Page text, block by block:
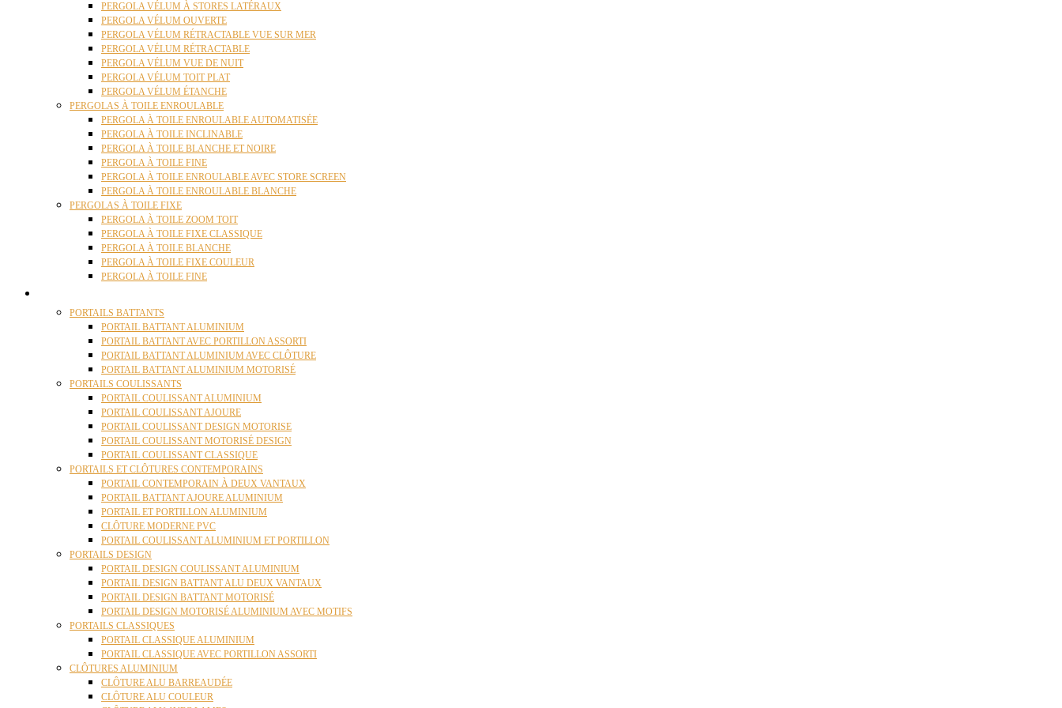
PERGOLA VÉLUM À STORES LATÉRAUX
PERGOLA VÉLUM OUVERTE
PERGOLA VÉLUM RÉTRACTABLE VUE SUR MER
PERGOLA VÉLUM RÉTRACTABLE
PERGOLA VÉLUM VUE DE NUIT
PERGOLA VÉLUM TOIT PLAT
PERGOLA VÉLUM ÉTANCHE
PERGOLAS À TOILE ENROULABLE
PERGOLA À TOILE ENROULABLE AUTOMATISÉE
PERGOLA À TOILE INCLINABLE
PERGOLA À TOILE BLANCHE ET NOIRE
PERGOLA À TOILE FINE
PERGOLA À TOILE ENROULABLE AVEC STORE SCREEN
PERGOLA À TOILE ENROULABLE BLANCHE
PERGOLAS À TOILE FIXE
PERGOLA À TOILE ZOOM TOIT
PERGOLA À TOILE FIXE CLASSIQUE
PERGOLA À TOILE BLANCHE
PERGOLA À TOILE FIXE COULEUR
PERGOLA À TOILE FINE
PORTAILS BATTANTS
PORTAIL BATTANT ALUMINIUM
PORTAIL BATTANT AVEC PORTILLON ASSORTI
PORTAIL BATTANT ALUMINIUM AVEC CLÔTURE
PORTAIL BATTANT ALUMINIUM MOTORISÉ
PORTAILS COULISSANTS
PORTAIL COULISSANT ALUMINIUM
PORTAIL COULISSANT AJOURE
PORTAIL COULISSANT DESIGN MOTORISE
PORTAIL COULISSANT MOTORISÉ DESIGN
PORTAIL COULISSANT CLASSIQUE
PORTAILS ET CLÔTURES CONTEMPORAINS
PORTAIL CONTEMPORAIN À DEUX VANTAUX
PORTAIL BATTANT AJOURE ALUMINIUM
PORTAIL ET PORTILLON ALUMINIUM
CLÔTURE MODERNE PVC
PORTAIL COULISSANT ALUMINIUM ET PORTILLON
PORTAILS DESIGN
PORTAIL DESIGN COULISSANT ALUMINIUM
PORTAIL DESIGN BATTANT ALU DEUX VANTAUX
PORTAIL DESIGN BATTANT MOTORISÉ
PORTAIL DESIGN MOTORISÉ ALUMINIUM AVEC MOTIFS
PORTAILS CLASSIQUES
PORTAIL CLASSIQUE ALUMINIUM
PORTAIL CLASSIQUE AVEC PORTILLON ASSORTI
CLÔTURES ALUMINIUM
CLÔTURE ALU BARREAUDÉE
CLÔTURE ALU COULEUR